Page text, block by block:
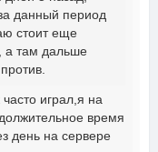
данный период
стоит еще
а там дальше
играл,я на
время
день на сервере